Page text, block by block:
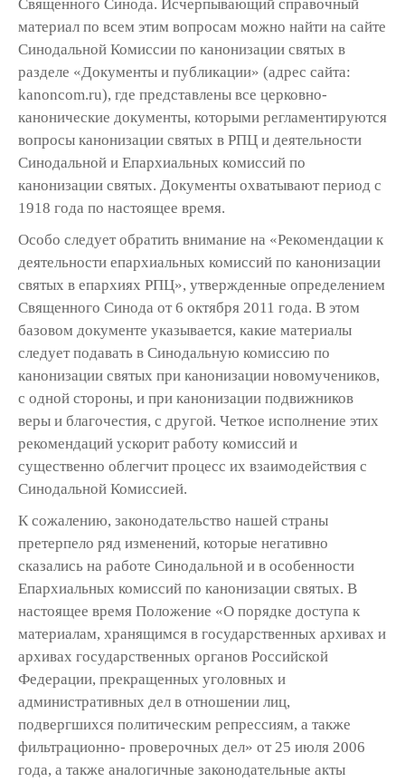
Священного Синода. Исчерпывающий справочный
материал по всем этим вопросам можно найти на сайте
Синодальной Комиссии по канонизации святых в
разделе «Документы и публикации» (адрес сайта:
kanoncom.ru), где представлены все церковно-
канонические документы, которыми регламентируются
вопросы канонизации святых в РПЦ и деятельности
Синодальной и Епархиальных комиссий по
канонизации святых. Документы охватывают период с
1918 года по настоящее время.
Особо следует обратить внимание на «Рекомендации к
деятельности епархиальных комиссий по канонизации
святых в епархиях РПЦ», утвержденные определением
Священного Синода от 6 октября 2011 года. В этом
базовом документе указывается, какие материалы
следует подавать в Синодальную комиссию по
канонизации святых при канонизации новомучеников,
с одной стороны, и при канонизации подвижников
веры и благочестия, с другой. Четкое исполнение этих
рекомендаций ускорит работу комиссий и
существенно облегчит процесс их взаимодействия с
Синодальной Комиссией.
К сожалению, законодательство нашей страны
претерпело ряд изменений, которые негативно
сказались на работе Синодальной и в особенности
Епархиальных комиссий по канонизации святых. В
настоящее время Положение «О порядке доступа к
материалам, хранящимся в государственных архивах и
архивах государственных органов Российской
Федерации, прекращенных уголовных и
административных дел в отношении лиц,
подвергшихся политическим репрессиям, а также
фильтрационно- проверочных дел» от 25 июля 2006
года, а также аналогичные законодательные акты